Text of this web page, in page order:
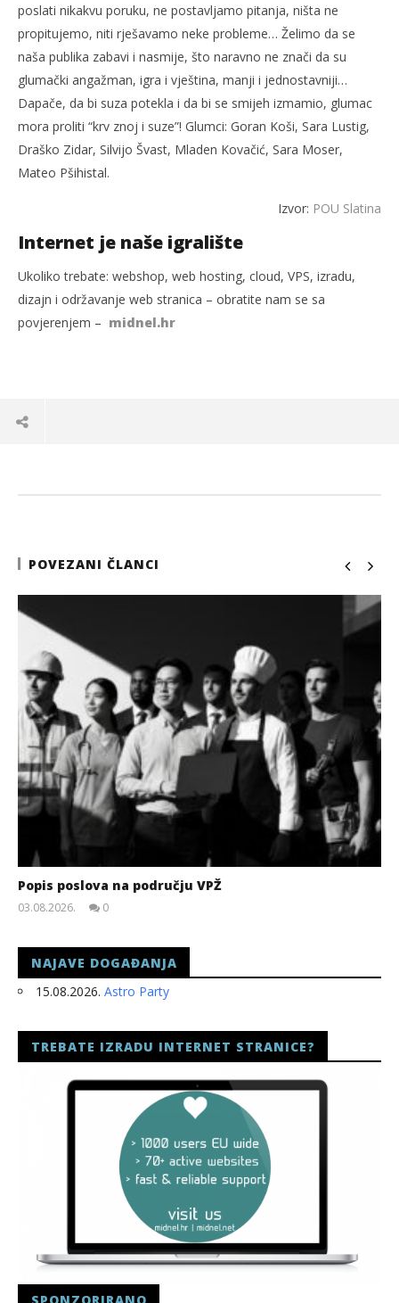
poslati nikakvu poruku, ne postavljamo pitanja, ništa ne
propitujemo, niti rješavamo neke probleme… Želimo da se
naša publika zabavi i nasmije, što naravno ne znači da su
glumački angažman, igra i vještina, manji i jednostavniji…
Dapače, da bi suza potekla i da bi se smijeh izmamio, glumac
mora proliti “krv znoj i suze”! Glumci: Goran Koši, Sara Lustig,
Draško Zidar, Silvijo Švast, Mladen Kovačić, Sara Moser,
Mateo Pšihistal.
Izvor: POU Slatina
Internet je naše igralište
Ukoliko trebate: webshop, web hosting, cloud, VPS, izradu,
dizajn i održavanje web stranica – obratite nam se sa
povjerenjem – midnel.hr
POVEZANI ČLANCI
Popis poslova na području VPŽ
03.08.2026.
0
NAJAVE DOGAĐANJA
15.08.2026. Astro Party
TREBATE IZRADU INTERNET STRANICE?